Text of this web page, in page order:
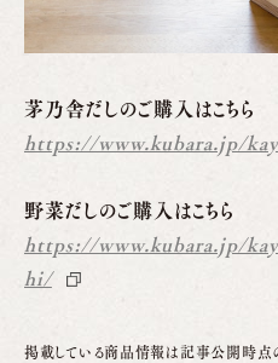
茅乃舎だしのご購入はこちら
https://www.kubara.jp/
野菜だしのご購入はこちら
https://www.kubara.jp/
hi/
掲載している商品情報は記事公開時点の